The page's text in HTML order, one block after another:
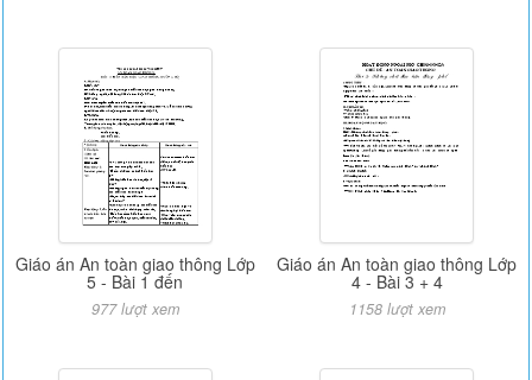
Giáo án An toàn giao thông Lớp
5 - Bài 1 đến
977 lượt xem
Giáo án An toàn giao thông Lớp
4 - Bài 3 + 4
1158 lượt xem